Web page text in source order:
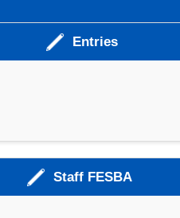
Entries
Staff FESBA